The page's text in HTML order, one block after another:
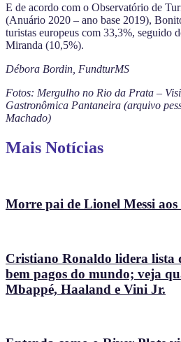
E de acordo com o Observatório de
(Anuário 2020 – ano base 2019),
turistas europeus com 33,3%, seguido
Miranda (10,5%).
Débora Bordin, FundturMS
Fotos: Mergulho no Rio da Prata –
Gastronômica Pantaneira (arquivo
Machado)
Mais Notícias
Morre pai de Lionel Messi
Cristiano Ronaldo lidera lista
bem pagos do mundo; veja
Mbappé, Haaland e Vini Jr.